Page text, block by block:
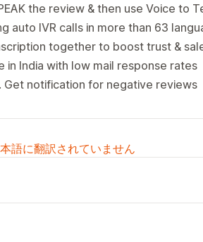
the review & then use Voice to
auto IVR calls in more than 63
together to boost trust &
India with low mail response rates
Get notification for negative reviews
語に翻訳されていません